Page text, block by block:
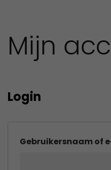
Mijn
Login
Gebruikersnaam of